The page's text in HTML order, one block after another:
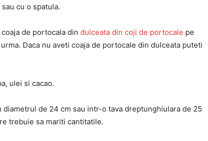
cu o spatula.
de portocala din dulceata din coji de portocale pe
Daca nu aveti coaja de portocale din dulceata puteti
ulei si cacao.
de 24 cm sau intr-o tava dreptunghiulara de 25
trebuie sa mariti cantitatile.